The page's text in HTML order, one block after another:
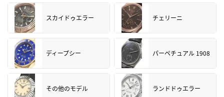
スカイドゥエラー チェリーニ
ディープシー パーペチュアル 1908
その他のモデル ランドドゥエラー